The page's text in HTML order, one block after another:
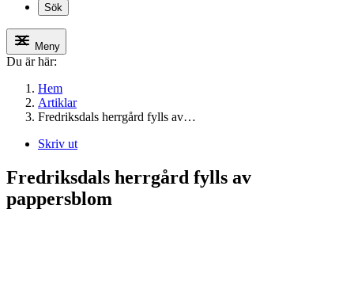
Sök
Meny
Du är här:
Hem
Artiklar
Fredriksdals herrgård fylls av…
Skriv ut
Fredriksdals herrgård fylls av
pappersblom